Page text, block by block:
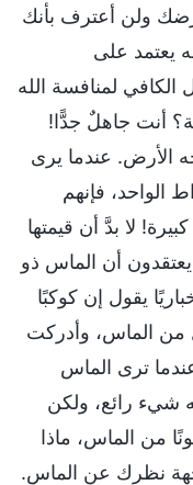
ولن أعترف بأنك
يعتمد على
لمنافسة الله
أنت جاهلٌ جدًّا!
الأرض. عندما يرى
الواحد، فإنهم
لا بدَّ أن قيمتها
يعتقدون أن الماس ذو
يقول إن كوكبًا
من الماس، وأدركت
ترى الماس
شيء رائع، ولكن
من الماس، ماذا
نظرك عن الماس.